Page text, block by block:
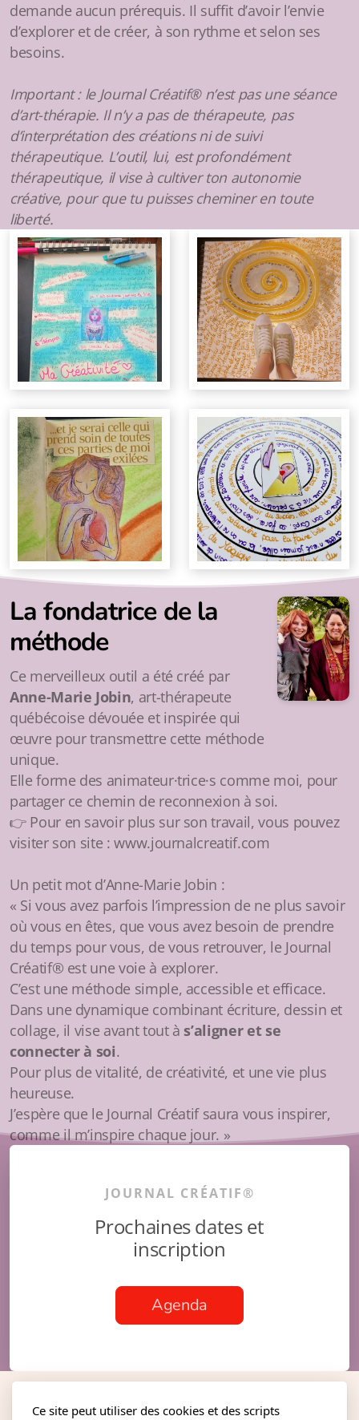
demande aucun prérequis. Il suffit d’avoir l’envie
d’explorer et de créer, à son rythme et selon ses
besoins.
Important : le Journal Créatif® n’est pas une séance
d’art-thérapie. Il n’y a pas de thérapeute, pas
d’interprétation des créations ni de suivi
thérapeutique. L’outil, lui, est profondément
thérapeutique, il vise à cultiver ton autonomie
créative, pour que tu puisses cheminer en toute
liberté.
La fondatrice de la
méthode
Ce merveilleux outil a été créé par
Anne-Marie Jobin, art-thérapeute
québécoise dévouée et inspirée qui
œuvre pour transmettre cette méthode
unique.
Elle forme des animateur·trice·s comme moi, pour
partager ce chemin de reconnexion à soi.
👉 Pour en savoir plus sur son travail, vous pouvez
visiter son site : www.journalcreatif.com
Un petit mot d’Anne-Marie Jobin :
« Si vous avez parfois l’impression de ne plus savoir
où vous en êtes, que vous avez besoin de prendre
du temps pour vous, de vous retrouver, le Journal
Créatif® est une voie à explorer.
C’est une méthode simple, accessible et efficace.
Dans une dynamique combinant écriture, dessin et
collage, il vise avant tout à s’aligner et se
connecter à soi.
Pour plus de vitalité, de créativité, et une vie plus
heureuse.
J’espère que le Journal Créatif saura vous inspirer,
comme il m’inspire chaque jour. »
JOURNAL CRÉATIF®
Prochaines dates et
inscription
Agenda
Ce site peut utiliser des cookies et des scripts